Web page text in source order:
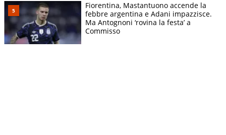
Fiorentina, Mastantuono accende la
febbre argentina e Adani impazzisce.
Ma Antognoni ‘rovina la festa’ a
Commisso